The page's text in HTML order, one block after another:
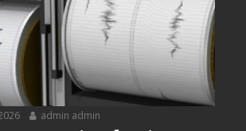
admin admin